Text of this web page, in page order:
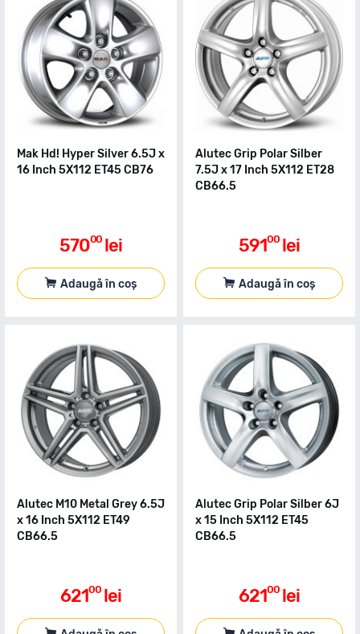
Mak Hd! Hyper Silver 6.5J x
16 Inch 5X112 ET45 CB76
57000 lei
Adaugă în coș
Alutec Grip Polar Silber
7.5J x 17 Inch 5X112 ET28
CB66.5
59100 lei
Adaugă în coș
Alutec M10 Metal Grey 6.5J
x 16 Inch 5X112 ET49
CB66.5
62100 lei
Alutec Grip Polar Silber 6J
x 15 Inch 5X112 ET45
CB66.5
62100 lei